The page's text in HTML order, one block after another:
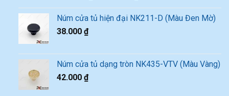
Núm cửa tủ hiện đại NK211-D (Màu Đen Mờ)
38.000 ₫
Núm cửa tủ dạng tròn NK435-VTV (Màu Vàng)
42.000 ₫